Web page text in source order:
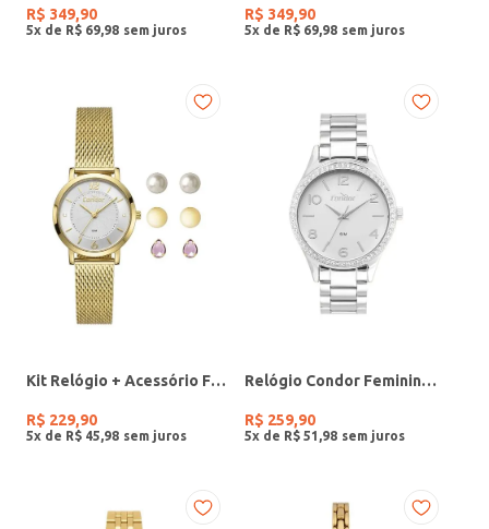
R$ 349,90
5x de R$ 69 98
R$ 349,90
5x de R$ 69 98
Kit Relógio + Acessório Feminino DOURADO
R$ 229,90
5x de R$ 45 98
Relógio Condor Feminino PRATA
R$ 259,90
5x de R$ 51 98